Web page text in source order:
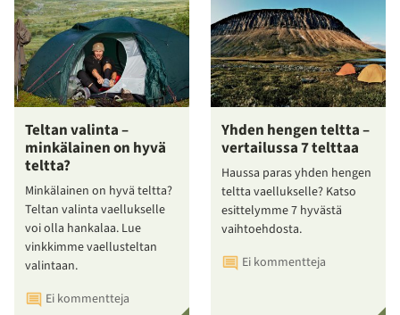
Teltan valinta –
minkälainen on hyvä
teltta?
Minkälainen on hyvä teltta?
Teltan valinta vaellukselle
voi olla hankalaa. Lue
vinkkimme vaellusteltan
valintaan.
Ei kommentteja
Yhden hengen teltta –
vertailussa 7 telttaa
Haussa paras yhden hengen
teltta vaellukselle? Katso
esittelymme 7 hyvästä
vaihtoehdosta.
Ei kommentteja